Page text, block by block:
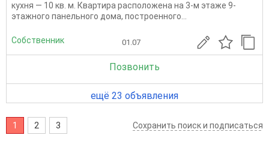
кухня — 10 кв. м. Квартира расположена на 3-м этаже 9-
этажного панельного дома, построенного...
Собственник 01.07
Позвонить
ещё 23 объявления
1 2 3 Сохранить поиск и подписаться